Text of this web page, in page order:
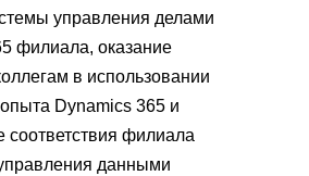
управления делами
филиала, оказание
в использовании
Dynamics 365 и
соответствия филиала
данными